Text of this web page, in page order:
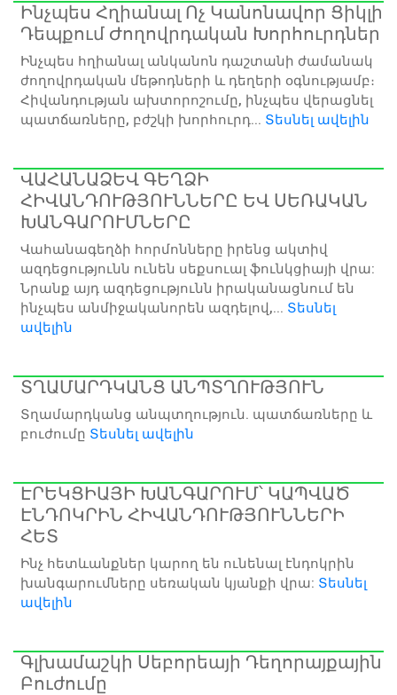
Ինչպես Հղիանալ Ոչ Կանոնավոր Ցիկլի
Դեպքում Ժողովրդական Խորհուրդներ
Ինչպես հղիանալ անկանոն դաշտանի ժամանակ
ժողովրդական մեթոդների և դեղերի օգնությամբ։
Հիվանդության ախտորոշումը, ինչպես վերացնել
պատճառները, բժշկի խորհուրդ... Տեսնել ավելին
ՎԱՀԱՆԱՁԵՎ ԳԵՂՁԻ
ՀԻՎԱՆԴՈՒԹՅՈՒՆՆԵՐԸ ԵՎ ՍԵՌԱԿԱՆ
ԽԱՆԳԱՐՈՒՄՆԵՐԸ
Վահանագեղձի հորմոնները իրենց ակտիվ
ազդեցությունն ունեն սեքսուալ ֆունկցիայի վրա:
Նրանք այդ ազդեցությունն իրականացնում են
ինչպես անմիջականորեն ազդելով,... Տեսնել
ավելին
ՏՂԱՄԱՐԴԿԱՆՑ ԱՆՊՏՂՈՒԹՅՈՒՆ
Տղամարդկանց անպտղություն. պատճառները և
բուժումը Տեսնել ավելին
ԷՐԵԿՑԻԱՅԻ ԽԱՆԳԱՐՈՒՄ՝ ԿԱՊՎԱԾ
ԷՆԴՈԿՐԻՆ ՀԻՎԱՆԴՈՒԹՅՈՒՆՆԵՐԻ
ՀԵՏ
Ինչ հետևանքներ կարող են ունենալ էնդոկրին
խանգարումները սեռական կյանքի վրա: Տեսնել
ավելին
Գլխամաշկի Սեբորեայի Դեղորայքային
Բուժումը